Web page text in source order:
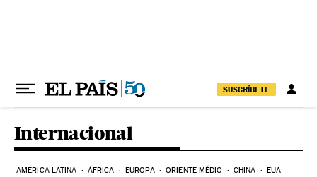
SUSCRÍBETE
Internacional
AMÉRICA LATINA ÁFRICA EUROPA ORIENTE MÉDIO CHINA EUA